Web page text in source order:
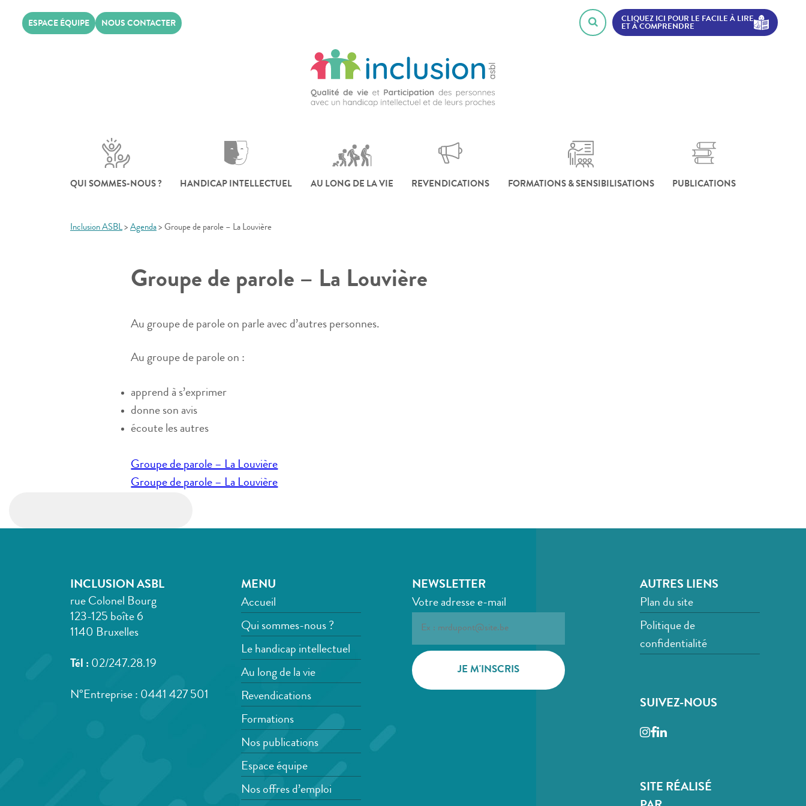
ESPACE ÉQUIPE NOUS CONTACTER
CLIQUEZ ICI POUR LE FACILE À LIRE
ET À COMPRENDRE
QUI SOMMES-NOUS ? HANDICAP INTELLECTUEL AU LONG DE LA VIE REVENDICATIONS FORMATIONS & SENSIBILISATIONS PUBLICATIONS
Inclusion ASBL> Agenda > Groupe de parole – La Louvière
Groupe de parole – La Louvière
Au groupe de parole on parle avec d’autres personnes.
Au groupe de parole on :
apprend à s’exprimer
donne son avis
écoute les autres
Navigation
de
Groupe de parole – La Louvière
Groupe de parole – La Louvière
INCLUSION ASBL
rue Colonel Bourg
123-125 boîte 6
1140 Bruxelles
Tél : 02/247.28.19
N°Entreprise : 0441 427 501
MENU
Accueil
Qui sommes-nous ?
Le handicap intellectuel
Au long de la vie
Revendications
Formations
Nos publications
Espace équipe
Nos offres d’emploi
NEWSLETTER
Votre adresse e-mail
AUTRES LIENS
Plan du site
Politique de
confidentialité
SUIVEZ-NOUS
Instagram
Facebook
LinkedIn
SITE RÉALISÉ